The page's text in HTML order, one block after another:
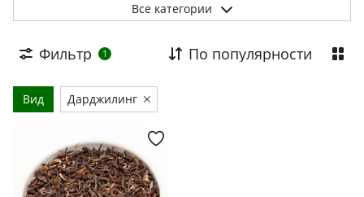
Чайные наборы
Все категории
Фильтр 1 По популярности
Вид Дарджилинг